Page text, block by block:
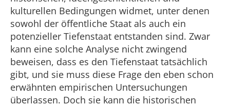
kulturellen Bedingungen widmet, unter denen
sowohl der öffentliche Staat als auch ein
potenzieller Tiefenstaat entstanden sind. Zwar
kann eine solche Analyse nicht zwingend
beweisen, dass es den Tiefenstaat tatsächlich
gibt, und sie muss diese Frage den eben schon
erwähnten empirischen Untersuchungen
überlassen. Doch sie kann die historischen